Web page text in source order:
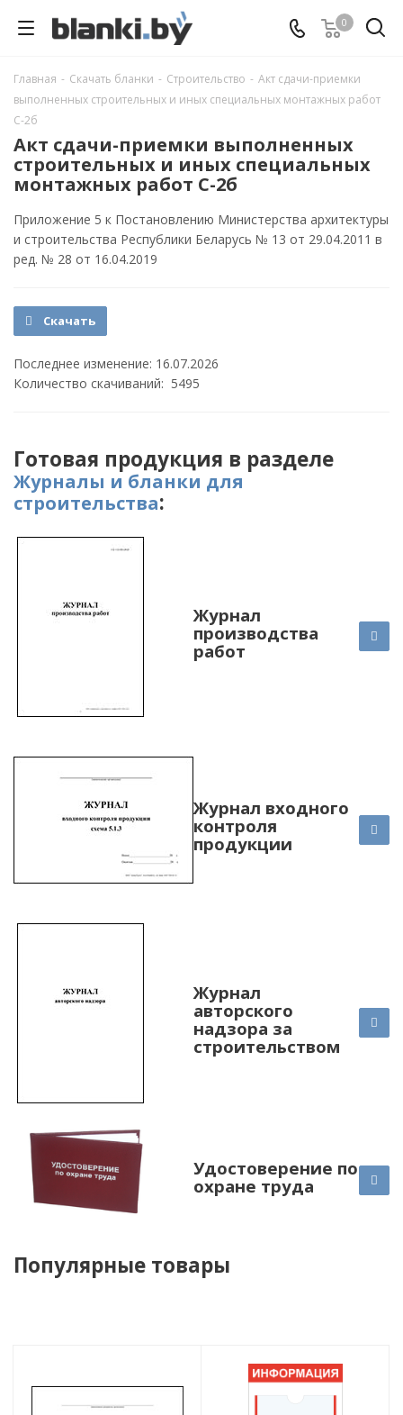
0
Главная - Скачать бланки - Строительство - Акт сдачи-приемки
выполненных строительных и иных специальных монтажных работ
С-2б
Акт сдачи-приемки выполненных
строительных и иных специальных
монтажных работ С-2б
Приложение 5 к Постановлению Министерства архитектуры
и строительства Республики Беларусь № 13 от 29.04.2011 в
ред. № 28 от 16.04.2019
Скачать
Последнее изменение: 16.07.2026
Количество скачиваний: 5495
Готовая продукция в разделе
Журналы и бланки для
строительства:
Журнал
производства
работ
Журнал входного
контроля
продукции
Журнал
авторского
надзора за
строительством
Удостоверение по
охране труда
Популярные товары